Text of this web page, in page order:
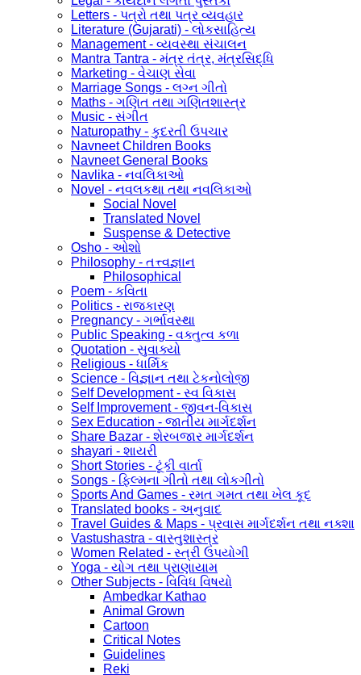
Letters - પત્રો તથા પત્ર વ્યવહાર
Literature (Gujarati) - લોકસાહિત્ય
Management - વ્યવસ્થા સંચાલન
Mantra Tantra - મંત્ર તંત્ર, મંત્રસિદ્ધિ
Marketing - વેચાણ સેવા
Marriage Songs - લગ્ન ગીતો
Maths - ગણિત તથા ગણિતશાસ્ત્ર
Music - સંગીત
Naturopathy - કુદરતી ઉપચાર
Navneet Children Books
Navneet General Books
Navlika - નવલિકાઓ
Novel - નવલકથા તથા નવલિકાઓ
Social Novel
Translated Novel
Suspense & Detective
Osho - ઓશો
Philosophy - તત્ત્વજ્ઞાન
Philosophical
Poem - કવિતા
Politics - રાજકારણ
Pregnancy - ગર્ભાવસ્થા
Public Speaking - વક્તુત્વ કળા
Quotation - સુવાક્યો
Religious - ધાર્મિક
Science - વિજ્ઞાન તથા ટેકનોલોજી
Self Development - સ્વ વિકાસ
Self Improvement - જીવન-વિકાસ
Sex Education - જાતીય માર્ગદર્શન
Share Bazar - શેરબજાર માર્ગદર્શન
shayari - શાયરી
Short Stories - ટૂંકી વાર્તા
Songs - ફિલ્મના ગીતો તથા લોકગીતો
Sports And Games - રમત ગમત તથા ખેલ કૂદ
Translated books - અનુવાદ
Travel Guides & Maps - પ્રવાસ માર્ગદર્શન તથા નક્શા
Vastushastra - વાસ્તુશાસ્ત્ર
Women Related - સ્ત્રી ઉપયોગી
Yoga - યોગ તથા પ્રાણાયામ
Other Subjects - વિવિધ વિષયો
Ambedkar Kathao
Animal Grown
Cartoon
Critical Notes
Guidelines
Reki